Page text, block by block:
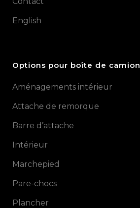
English
Options pour boîte de camion
Aménagements intérieur
Attache de remorque
Barre d’attache
Intérieur
Marchepied
Pare-chocs
Plancher